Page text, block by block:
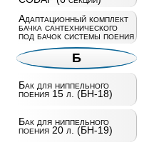
Адаптационный комплект
бачка сантехнического
под бачок системы поения
Б
Бак для ниппельного
поения 15 л. (БН-18)
Бак для ниппельного
поения 20 л. (БН-19)